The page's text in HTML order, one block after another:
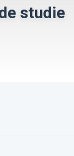
studie